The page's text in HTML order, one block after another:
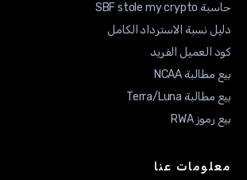
حاسبة SBF stole my crypto
دليل نسبة الاسترداد الكامل
كود العميل الفريد
بيع مطالبة NCAA
بيع مطالبة Terra/Luna
بيع رموز RWA
معلومات عنا